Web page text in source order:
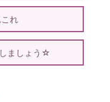
れ
ましょう☆